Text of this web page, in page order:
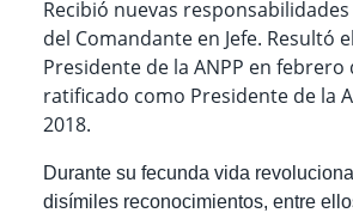
Recibió nuevas
del Comandante en Jefe. Resultó
Presidente de la ANPP en febrero
ratificado como Presidente de la
2018.
Durante su fecunda vida
disímiles reconocimientos, entre